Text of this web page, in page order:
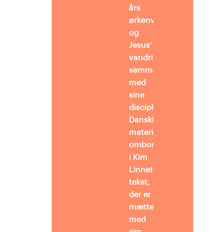
års
ørkenvandring
og
Jesus’
vandringer
sammen
med
sine
disciple.
Danskfagligt går
materialet
ombord
i Kim
Linnets indtalte
tekst,
der er
mættet
med